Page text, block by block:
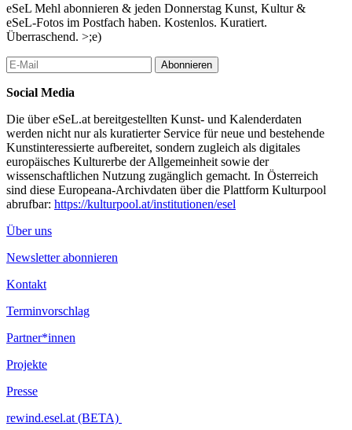
eSeL Mehl abonnieren & jeden Donnerstag Kunst, Kultur &
eSeL-Fotos im Postfach haben. Kostenlos. Kuratiert.
Überraschend. >;e)
Abonnieren
Social Media
Die über eSeL.at bereitgestellten Kunst- und Kalenderdaten
werden nicht nur als kuratierter Service für neue und bestehende
Kunstinteressierte aufbereitet, sondern zugleich als digitales
europäisches Kulturerbe der Allgemeinheit sowie der
wissenschaftlichen Nutzung zugänglich gemacht. In Österreich
sind diese Europeana-Archivdaten über die Plattform Kulturpool
abrufbar: https://kulturpool.at/institutionen/esel
Über uns
Newsletter abonnieren
Kontakt
Terminvorschlag
Partner*innen
Projekte
Presse
rewind.esel.at (BETA)